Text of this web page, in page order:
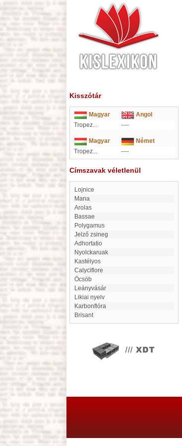
Kisszótár
Magyar
Angol
Tropez...
----
Magyar
Német
Tropez...
----
Címszavak véletlenül
Lojnice
mana
Arolas
Bassae
Polygamus
Jelző zsineg
adhortatio
Nyolckaruak
Kastélyos
Calyciflore
Öcsöb
Leányvásár
Likiai nyelv
Karbonflóra
Brisant